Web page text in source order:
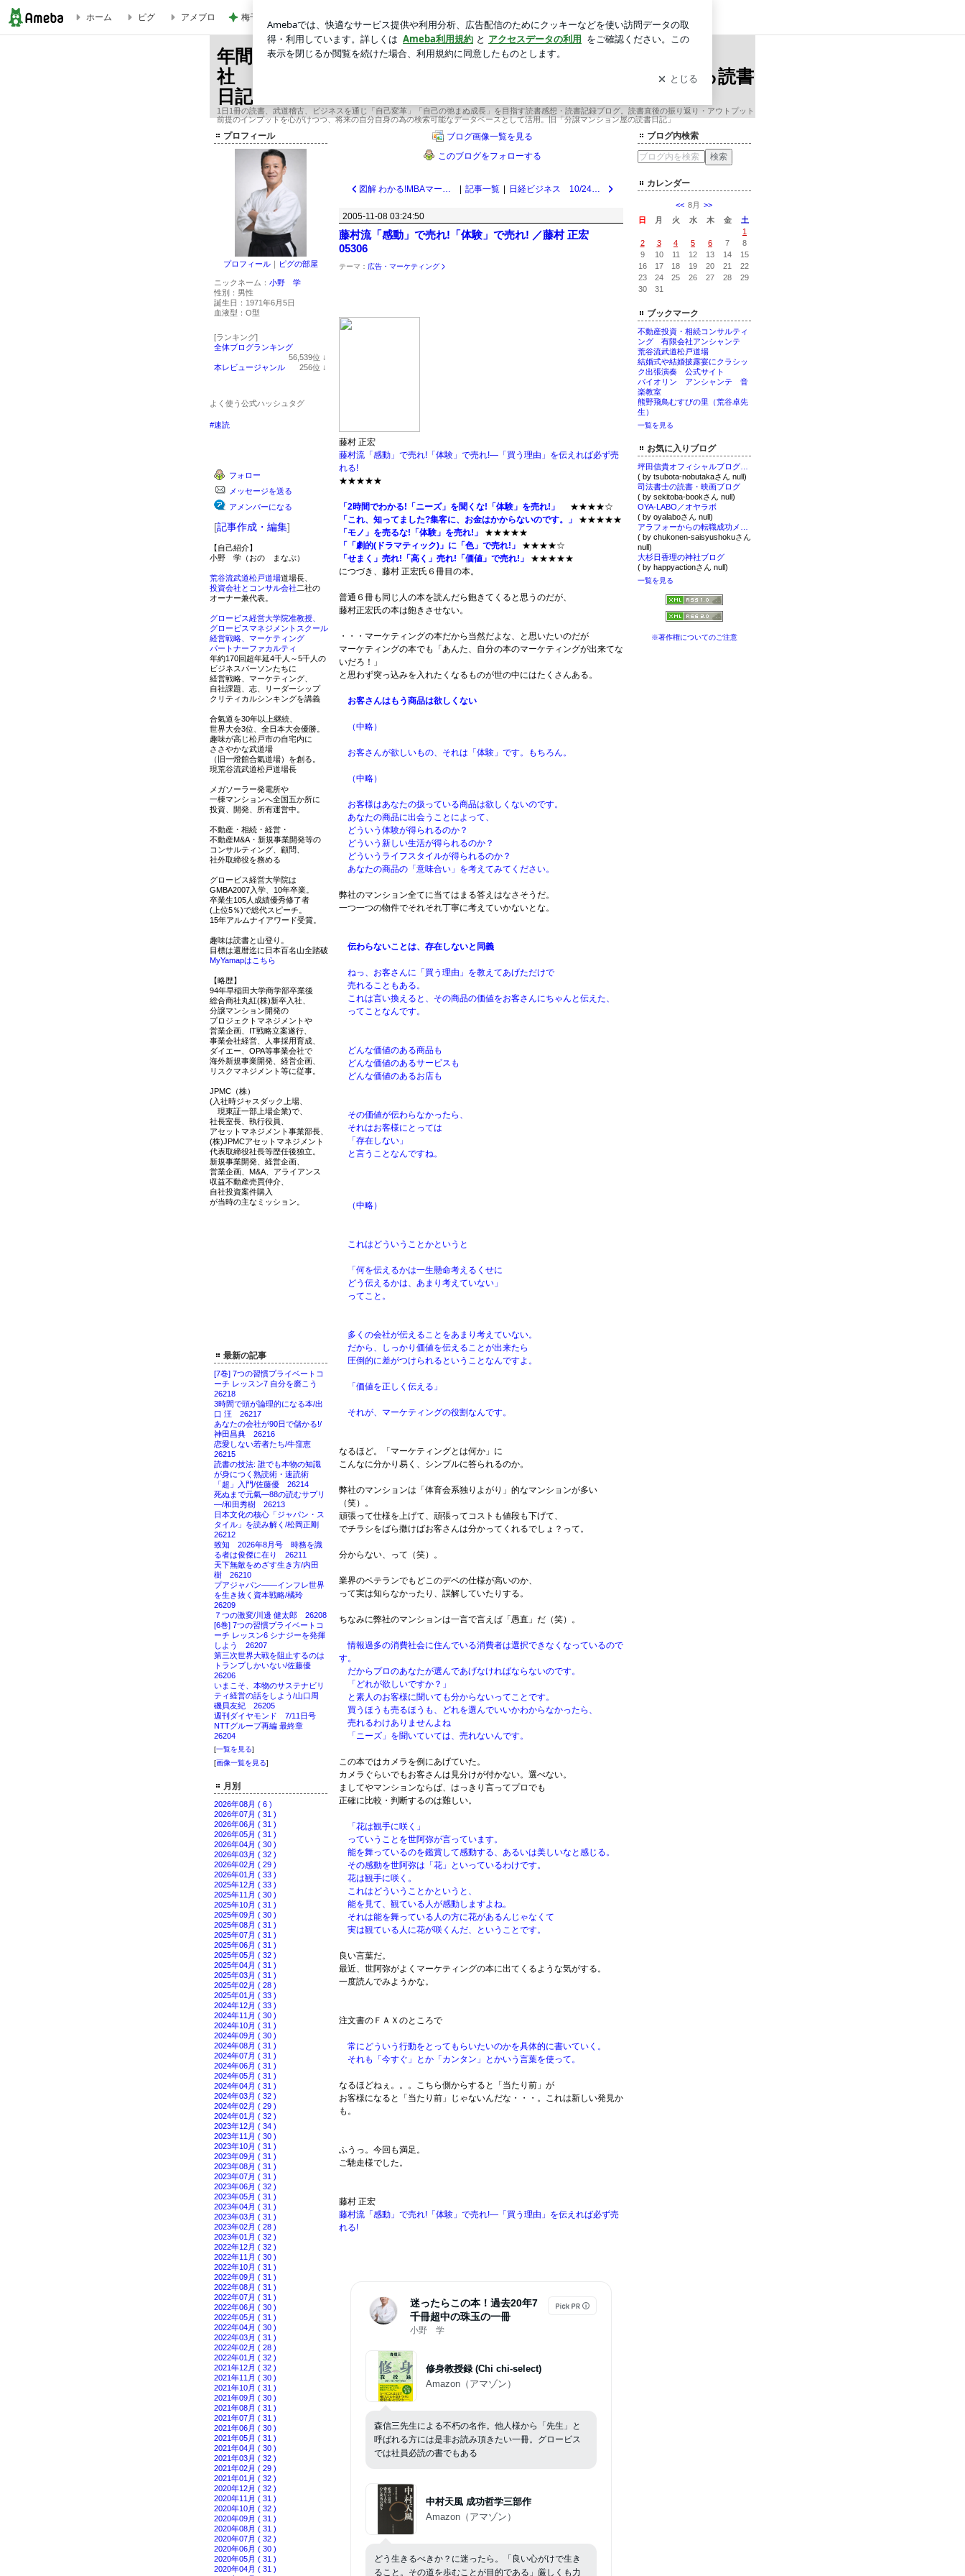
藤村流「感動」で売れ!「体験」で売れ! ／藤村 正宏 05306 | 年間365冊×今年22年目 武道場主 兼 投資会社・コンサル会社 オーナー社長 兼 グロービス経営大学院准教授による読書日記
ホーム ピグ アメブロ 梅干しでまさかの失敗した学童弁当
年間365冊×今年22年目 武道場主 兼 投資会社・コンサル会
社 オーナー社長 兼 グロービス経営大学院准教授による読書
日記
1日1冊の読書、武道稽古、ビジネスを通じ「自己変革」「自己の弛まぬ成長」を目指す読書感想・読書記録ブログ。読書直後の振り返り・アウトプット
前提のインプットを心がけつつ、将来の自分自身の為の検索可能なデータベースとして活用。旧「分譲マンション屋の読書日記」
プロフィール
プロフィール ｜ ピグの部屋
ニックネーム： 小野 学
性別： 男性
誕生日： 1971年6月5日
血液型： O型
[ランキング]
全体ブログランキング
56,539位 ↓
本レビュージャンル 256位 ↓
よく使う公式ハッシュタグ
#速読
フォロー
メッセージを送る
アメンバーになる
[記事作成・編集]
【自己紹介】
小野 学（おの まなぶ）
荒谷流武道松戸道場道場長、
投資会社とコンサル会社二社の
オーナー兼代表。
グロービス経営大学院准教授、
グロービスマネジメントスクール
経営戦略、マーケティング
パートナーファカルティ
年約170回超年延4千人～5千人の
ビジネスパーソンたちに
経営戦略、マーケティング、
自社課題、志、リーダーシップ
クリティカルシンキングを講義
合氣道を30年以上継続、
世界大会3位、全日本大会優勝。
趣味が高じ松戸市の自宅内に
ささやかな武道場
（旧一燈館合氣道場）を創る。
現荒谷流武道松戸道場長
メガソーラー発電所や
一棟マンションへ全国五か所に
投資、開発、所有運営中。
不動産・相続・経営・
不動産M&A・新規事業開発等の
コンサルティング、顧問、
社外取締役を務める
グロービス経営大学院は
GMBA2007入学、10年卒業。
卒業生105人成績優秀修了者
(上位5％)で総代スピーチ。
15年アルムナイアワード受賞。
趣味は読書と山登り。
目標は還暦迄に日本百名山全踏破
MyYamapはこちら
【略歴】
94年早稲田大学商学部卒業後
総合商社丸紅(株)新卒入社、
分譲マンション開発の
プロジェクトマネジメントや
営業企画、IT戦略立案遂行、
事業会社経営、人事採用育成、
ダイエー、OPA等事業会社で
海外新規事業開発、経営企画、
リスクマネジメント等に従事。
JPMC（株）
(入社時ジャスダック上場、
現東証一部上場企業)で、
社長室長、執行役員、
アセットマネジメント事業部長、
(株)JPMCアセットマネジメント
代表取締役社長等歴任後独立。
新規事業開発、経営企画、
営業企画、M&A、アライアンス
収益不動産売買仲介、
自社投資案件購入
が当時の主なミッション。
最新の記事
[7巻] 7つの習慣プライベートコ
ーチ レッスン7 自分を磨こう
26218
3時間で頭が論理的になる本/出
口 汪 26217
あなたの会社が90日で儲かる!/
神田昌典 26216
恋愛しない若者たち/牛窪恵
26215
読書の技法: 誰でも本物の知識
が身につく熟読術・速読術
「超」入門/佐藤優 26214
死ぬまで元氣―88の読むサプリ
―/和田秀樹 26213
日本文化の核心「ジャパン・ス
タイル」を読み解く/松岡正剛
26212
致知 2026年8月号 時務を識
る者は俊傑に在り 26211
天下無敵をめざす生き方/内田
樹 26210
プアジャパン――インフレ世界
を生き抜く資本戦略/橘玲
26209
７つの激変/川邊 健太郎 26208
[6巻] 7つの習慣プライベートコ
ーチ レッスン6 シナジーを発揮
しよう 26207
第三次世界大戦を阻止するのは
トランプしかいない/佐藤優
26206
いまこそ、本物のサステナビリ
ティ経営の話をしよう/山口周
磯貝友紀 26205
週刊ダイヤモンド 7/11日号
NTTグループ再編 最終章
26204
[一覧を見る]
[画像一覧を見る]
月別
2026年08月 ( 6 )
2026年07月 ( 31 )
2026年06月 ( 31 )
2026年05月 ( 31 )
2026年04月 ( 30 )
2026年03月 ( 32 )
2026年02月 ( 29 )
2026年01月 ( 33 )
2025年12月 ( 33 )
2025年11月 ( 30 )
2025年10月 ( 31 )
2025年09月 ( 30 )
2025年08月 ( 31 )
2025年07月 ( 31 )
2025年06月 ( 31 )
2025年05月 ( 32 )
2025年04月 ( 31 )
2025年03月 ( 31 )
2025年02月 ( 28 )
2025年01月 ( 33 )
2024年12月 ( 33 )
2024年11月 ( 30 )
2024年10月 ( 31 )
2024年09月 ( 30 )
2024年08月 ( 31 )
2024年07月 ( 31 )
2024年06月 ( 31 )
2024年05月 ( 31 )
2024年04月 ( 31 )
2024年03月 ( 32 )
2024年02月 ( 29 )
2024年01月 ( 32 )
2023年12月 ( 34 )
2023年11月 ( 30 )
2023年10月 ( 31 )
2023年09月 ( 31 )
2023年08月 ( 31 )
2023年07月 ( 31 )
2023年06月 ( 32 )
2023年05月 ( 31 )
2023年04月 ( 31 )
2023年03月 ( 31 )
2023年02月 ( 28 )
2023年01月 ( 32 )
2022年12月 ( 32 )
2022年11月 ( 30 )
2022年10月 ( 31 )
2022年09月 ( 31 )
2022年08月 ( 31 )
2022年07月 ( 31 )
2022年06月 ( 30 )
2022年05月 ( 31 )
2022年04月 ( 30 )
2022年03月 ( 31 )
2022年02月 ( 28 )
2022年01月 ( 32 )
2021年12月 ( 32 )
2021年11月 ( 30 )
2021年10月 ( 31 )
2021年09月 ( 30 )
2021年08月 ( 31 )
2021年07月 ( 31 )
2021年06月 ( 30 )
2021年05月 ( 31 )
2021年04月 ( 30 )
2021年03月 ( 32 )
2021年02月 ( 29 )
2021年01月 ( 32 )
2020年12月 ( 32 )
2020年11月 ( 31 )
2020年10月 ( 32 )
2020年09月 ( 31 )
2020年08月 ( 31 )
2020年07月 ( 32 )
2020年06月 ( 30 )
2020年05月 ( 31 )
2020年04月 ( 31 )
ブログ画像一覧を見る
このブログをフォローする
図解 わかる!MBAマーケティング／グローバルタスクフォース, 池上 重輔 05307 記事一覧 日経ビジネス 10/24号 05305
2005-11-08 03:24:50
藤村流「感動」で売れ!「体験」で売れ! ／藤村 正宏
05306
テーマ： 広告・マーケティング
藤村 正宏
藤村流「感動」で売れ!「体験」で売れ!―「買う理由」を伝えれば必ず売
れる!
★★★★★
「2時間でわかる!「ニーズ」を聞くな!「体験」を売れ!」
★★★★☆
「これ、知ってました?集客に、お金はかからないのです。」
★★★★★
「モノ」を売るな!「体験」を売れ!」
★★★★★
「「劇的(ドラマティック)」に「色」で売れ!」
★★★★☆
「せまく」売れ!「高く」売れ!「価値」で売れ!」
★★★★★
につづき、藤村 正宏氏６冊目の本。
普通６冊も同じ人の本を読んだら飽きてくると思うのだが、
藤村正宏氏の本は飽きさせない。
・・・マーケティングの本だから当然だよな、と思いたいのだが
マーケティングの本でも「あんた、自分の本のマーケティングが出来てな
いだろ！」
と思わず突っ込みを入れたくなるものが世の中にはたくさんある。
お客さんはもう商品は欲しくない
（中略）
お客さんが欲しいもの、それは「体験」です。もちろん。
（中略）
お客様はあなたの扱っている商品は欲しくないのです。
あなたの商品に出会うことによって、
どういう体験が得られるのか？
どういう新しい生活が得られるのか？
どういうライフスタイルが得られるのか？
あなたの商品の「意味合い」を考えてみてください。
弊社のマンション全てに当てはまる答えはなさそうだ。
一つ一つの物件でそれそれ丁寧に考えていかないとな。
伝わらないことは、存在しないと同義
ねっ、お客さんに「買う理由」を教えてあげただけで
売れることもある。
これは言い換えると、その商品の価値をお客さんにちゃんと伝えた、
ってことなんです。
どんな価値のある商品も
どんな価値のあるサービスも
どんな価値のあるお店も
その価値が伝わらなかったら、
それはお客様にとっては
「存在しない」
と言うことなんですね。
（中略）
これはどういうことかというと
「何を伝えるかは一生懸命考えるくせに
どう伝えるかは、あまり考えていない」
ってこと。
多くの会社が伝えることをあまり考えていない。
だから、しっかり価値を伝えることが出来たら
圧倒的に差がつけられるということなんですよ。
「価値を正しく伝える」
それが、マーケティングの役割なんです。
なるほど。「マーケティングとは何か」に
こんなに分かり易く、シンプルに答られるのか。
弊社のマンションは「体育会系独りよがり」的なマンションが多い
（笑）。
頑張って仕様を上げて、頑張ってコストも値段も下げて、
でチラシをばら撒けばお客さんは分かってくれるでしょ？って。
分からない、って（笑）。
業界のベテランでもどこのデベの仕様が高いのか、
って実は知らなかったり、誤解していたりする。
ちなみに弊社のマンションは一言で言えば「愚直」だ（笑）。
情報過多の消費社会に住んでいる消費者は選択できなくなっているので
す。
だからプロのあなたが選んであげなければならないのです。
「どれが欲しいですか？」
と素人のお客様に聞いても分からないってことです。
買うほうも売るほうも、どれを選んでいいかわからなかったら、
売れるわけありませんよね
「ニーズ」を聞いていては、売れないんです。
この本ではカメラを例にあげていた。
カメラぐらいでもお客さんは見分けが付かない。選べない。
ましてやマンションならば、はっきり言ってプロでも
正確に比較・判断するのは難しい。
「花は観手に咲く」
っていうことを世阿弥が言っています。
能を舞っているのを鑑賞して感動する、あるいは美しいなと感じる。
その感動を世阿弥は「花」といっているわけです。
花は観手に咲く。
これはどういうことかというと、
能を見て、観ている人が感動しますよね。
それは能を舞っている人の方に花があるんじゃなくて
実は観ている人に花が咲くんだ、ということです。
良い言葉だ。
最近、世阿弥がよくマーケティングの本に出てくるような気がする。
一度読んでみようかな。
注文書のＦＡＸのところで
常にどういう行動をとってもらいたいのかを具体的に書いていく。
それも「今すぐ」とか「カンタン」とかいう言葉を使って。
なるほどねぇ。。。こちら側からすると「当たり前」が
お客様になると「当たり前」じゃないんだな・・・。これは新しい発見か
も。
ふうっ。今回も満足。
ご馳走様でした。
藤村 正宏
藤村流「感動」で売れ!「体験」で売れ!―「買う理由」を伝えれば必ず売
れる!
迷ったらこの本！過去20年7
千冊超中の珠玉の一冊
小野 学
修身教授録 (Chi chi-select)
Amazon（アマゾン）
森信三先生による不朽の名作。他人様から「先生」と
呼ばれる方には是非お読み頂きたい一冊。グロービス
では社員必読の書でもある
中村天風 成功哲学三部作
Amazon（アマゾン）
どう生きるべきか？に迷ったら。「良い心がけで生き
ること。その道を歩むことが目的である」厳しくも力
ブログ内検索
カレンダー
<< 8月 >>
日
月 火 水 木 金
土
1
2
3 4 5 6 7
8
9
10 11 12 13 14
15
16
17 18 19 20 21
22
23
24 25 26 27 28
29
30
31
ブックマーク
不動産投資・相続コンサルティ
ング 有限会社アンシャンテ
荒谷流武道松戸道場
結婚式や結婚披露宴にクラシッ
ク出張演奏 公式サイト
バイオリン アンシャンテ 音
楽教室
熊野飛鳥むすびの里（荒谷卓先
生）
一覧を見る
お気に入りブログ
( by tsubota-nobutakaさん null)
司法書士の読書・映画ブログ
( by sekitoba-bookさん null)
OYA-LABO／オヤラボ
( by oyalaboさん null)
( by chukonen-saisyushokuさん
null)
大杉日香理の神社ブログ
( by happyactionさん null)
一覧を見る
※著作権についてのご注意